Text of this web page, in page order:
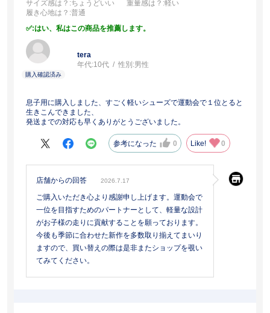
サイズ感は？ :ちょうどいい 重量感は？ :軽い
履き心地は？ :普通
:はい、私はこの商品を推薦します。
tera
年代:10代 性別:男性
息子用に購入しました、すごく軽いシューズで運動会で１位とると
生きこんできました、
発送までの対応も早くありがとうございました。
参考になった 0 Like! 0
店舗からの回答 2026.7.17
ご購入いただき心より感謝申し上げます。運動会で
一位を目指すためのパートナーとして、軽量な設計
がお子様の走りに貢献することを願っております。
今後も季節に合わせた新作を多数取り揃えてまいり
ますので、買い替えの際は是非またショップを覗い
てみてください。